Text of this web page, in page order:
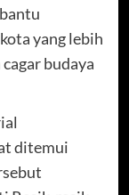
yang lebih
budaya
ditemui